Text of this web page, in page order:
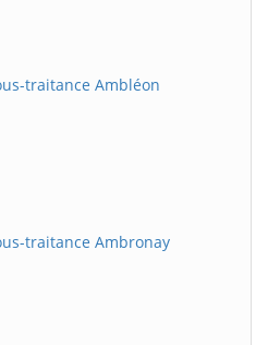
traitance Ambléon
traitance Ambronay